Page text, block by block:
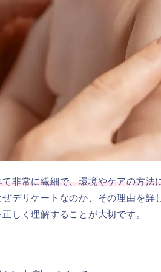
非常に繊細で、環境やケアの方法
デリケートなのか、その理由を詳
しく理解することが大切です。